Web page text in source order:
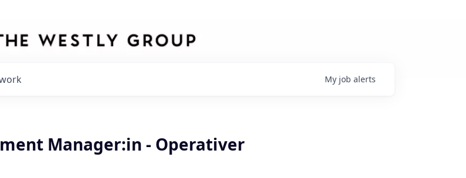
My job alerts
Manager:in - Operativer